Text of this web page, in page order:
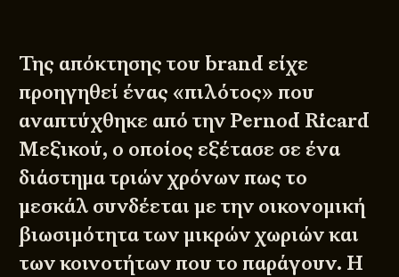
Της απόκτησης του brand είχε
προηγηθεί ένας «πιλότος» που
αναπτύχθηκε από την Pernod Ricard
Μεξικού, ο οποίος εξέτασε σε ένα
διάστημα τριών χρόνων πως το
μεσκάλ συνδέεται με την οικονομική
βιωσιμότητα των μικρών χωριών και
των κοινοτήτων που το παράγουν. Η